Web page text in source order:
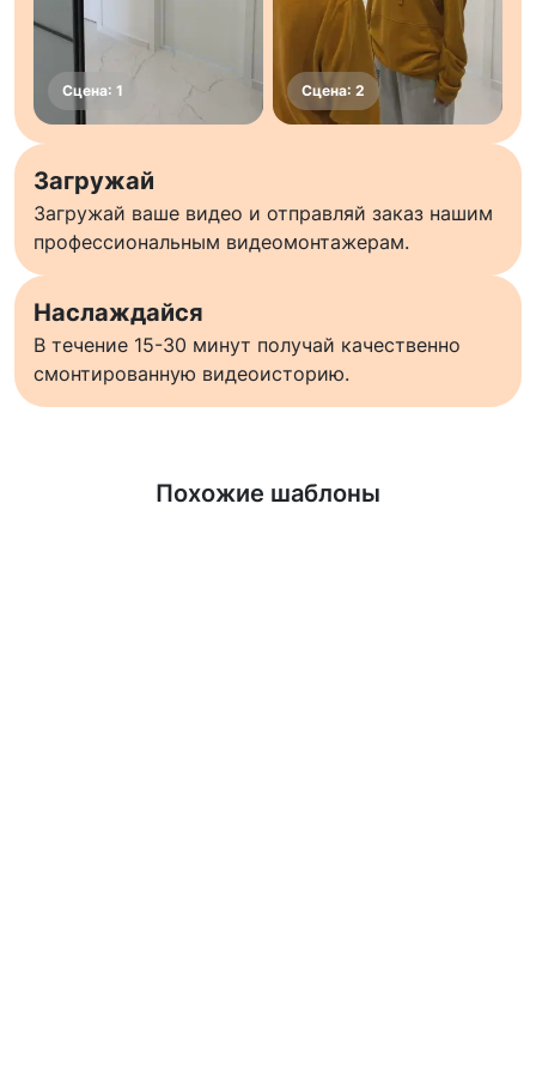
Загружай
Загружай ваше видео и отправляй заказ нашим
профессиональным видеомонтажерам.
Наслаждайся
В течение 15-30 минут получай качественно
смонтированную видеоисторию.
Похожие шаблоны
Узнать больше